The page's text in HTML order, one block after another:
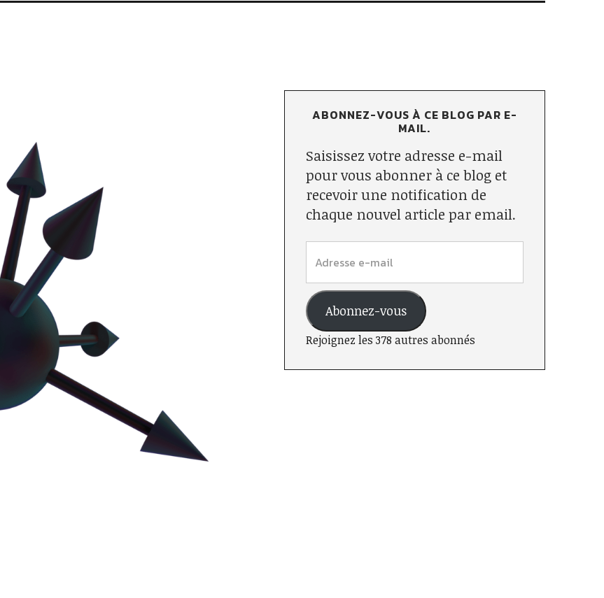
ABONNEZ-VOUS À CE BLOG PAR E-
MAIL.
Saisissez votre adresse e-mail
pour vous abonner à ce blog et
recevoir une notification de
chaque nouvel article par email.
Abonnez-vous
Rejoignez les 378 autres abonnés